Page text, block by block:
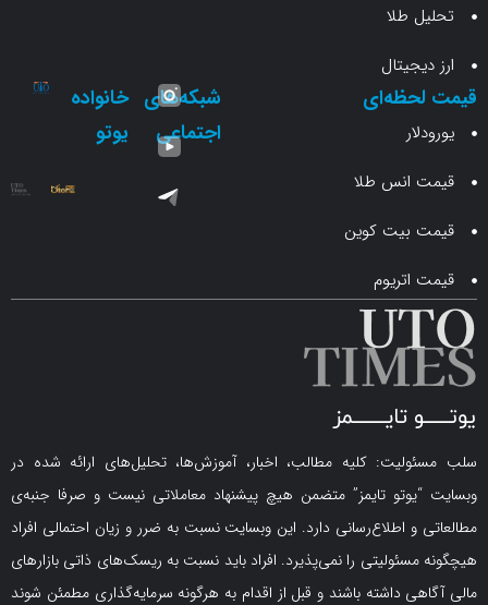
انس طلا
بیت کوین
شبکه‌های خانواده
یوتو
کلیه مطالب، اخبار، آموزش‌ها، تحلیل‌های ارائه شده در
تایمز” متضمن هیچ پیشنهاد معاملاتی نیست و صرفا جنبه‌ی
اطلاع‌رسانی دارد. این وبسایت نسبت به ضرر و زیان احتمالی افراد
را نمی‌پذیرد. افراد باید نسبت به ریسک‌های ذاتی بازارهای
داشته باشند و قبل از اقدام به هرگونه سرمایه‌گذاری مطمئن شوند